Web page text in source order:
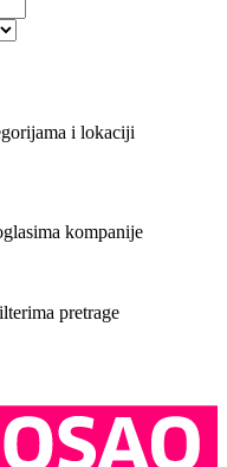
i lokaciji
kompanije
pretrage